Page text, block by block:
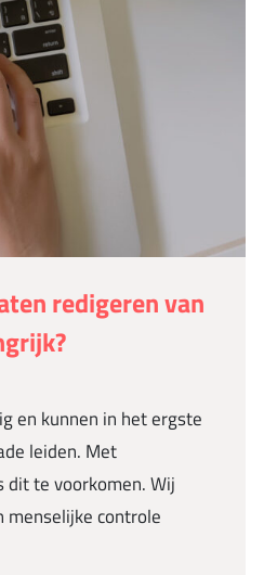
redigeren van
en kunnen in het ergste
leiden. Met
dit te voorkomen. Wij
menselijke controle